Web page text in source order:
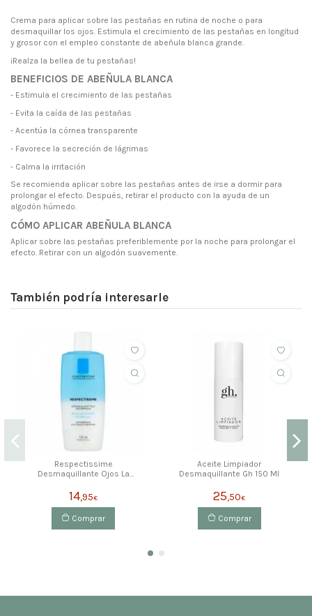
Crema para aplicar sobre las pestañas en rutina de noche o para
desmaquillar los ojos. Estimula el crecimiento de las pestañas en longitud
y grosor con el empleo constante de abeñula blanca grande.
¡Realza la bellea de tu pestañas!
BENEFICIOS DE ABEÑULA BLANCA
- Estimula el crecimiento de las pestañas
- Evita la caída de las pestañas
- Acentúa la córnea transparente
- Favorece la secreción de lágrimas
- Calma la irritación
Se recomienda aplicar sobre las pestañas antes de irse a dormir para
prolongar el efecto. Después, retirar el producto con la ayuda de un
algodón húmedo.
CÓMO APLICAR ABEÑULA BLANCA
Aplicar sobre las pestañas preferiblemente por la noche para prolongar el
efecto. Retirar con un algodón suavemente.
También podría interesarle
Respectissime
Desmaquillante Ojos La
14,95€
Comprar
Aceite Limpiador
Desmaquillante Gh 150 Ml
25,50€
Comprar